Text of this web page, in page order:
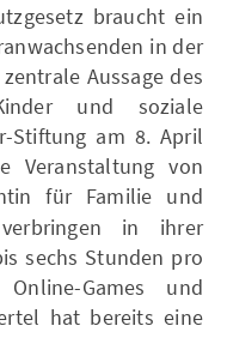
braucht ein
in der
Aussage des
und soziale
Stiftung am 8. April
Veranstaltung von
für Familie und
verbringen in ihrer
sechs Stunden pro
Games und
hat bereits eine